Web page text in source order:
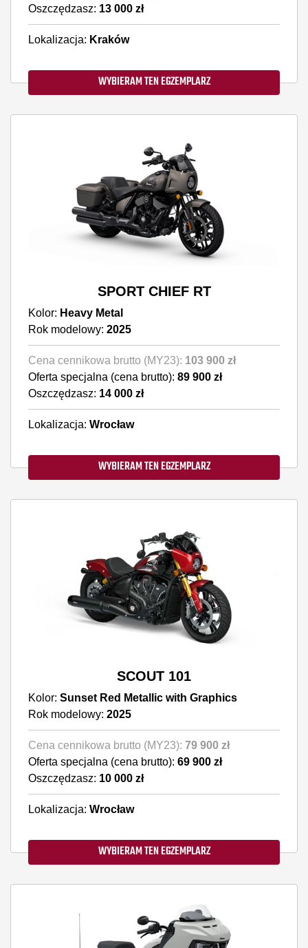
Oszczędzasz: 13 000 zł
Lokalizacja: Kraków
WYBIERAM TEN EGZEMPLARZ
SPORT CHIEF RT
Kolor: Heavy Metal
Rok modelowy: 2025
Cena cennikowa brutto (MY23): 103 900 zł
Oferta specjalna (cena brutto): 89 900 zł
Oszczędzasz: 14 000 zł
Lokalizacja: Wrocław
WYBIERAM TEN EGZEMPLARZ
SCOUT 101
Kolor: Sunset Red Metallic with Graphics
Rok modelowy: 2025
Cena cennikowa brutto (MY23): 79 900 zł
Oferta specjalna (cena brutto): 69 900 zł
Oszczędzasz: 10 000 zł
Lokalizacja: Wrocław
WYBIERAM TEN EGZEMPLARZ